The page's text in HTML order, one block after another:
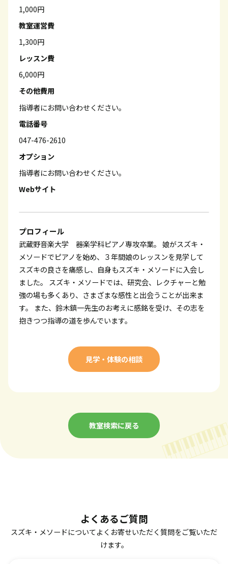
1,000円
教室運営費
1,300円
レッスン費
6,000円
その他費用
指導者にお問い合わせください。
電話番号
047-476-2610
オプション
指導者にお問い合わせください。
Webサイト
プロフィール
武蔵野音楽大学 器楽学科ピアノ専攻卒業。 娘がスズキ・
メソードでピアノを始め、３年間娘のレッスンを見学して
スズキの良さを痛感し、自身もスズキ・メソードに入会し
ました。 スズキ・メソードでは、研究会、レクチャーと勉
強の場も多くあり、さまざまな感性と出会うことが出来ま
す。 また、鈴木鎮一先生のお考えに感銘を受け、その志を
抱きつつ指導の道を歩んでいます。
見学・体験の相談
教室検索に戻る
よくあるご質問
スズキ・メソードについてよくお寄せいただく質問をご覧いただ
けます。